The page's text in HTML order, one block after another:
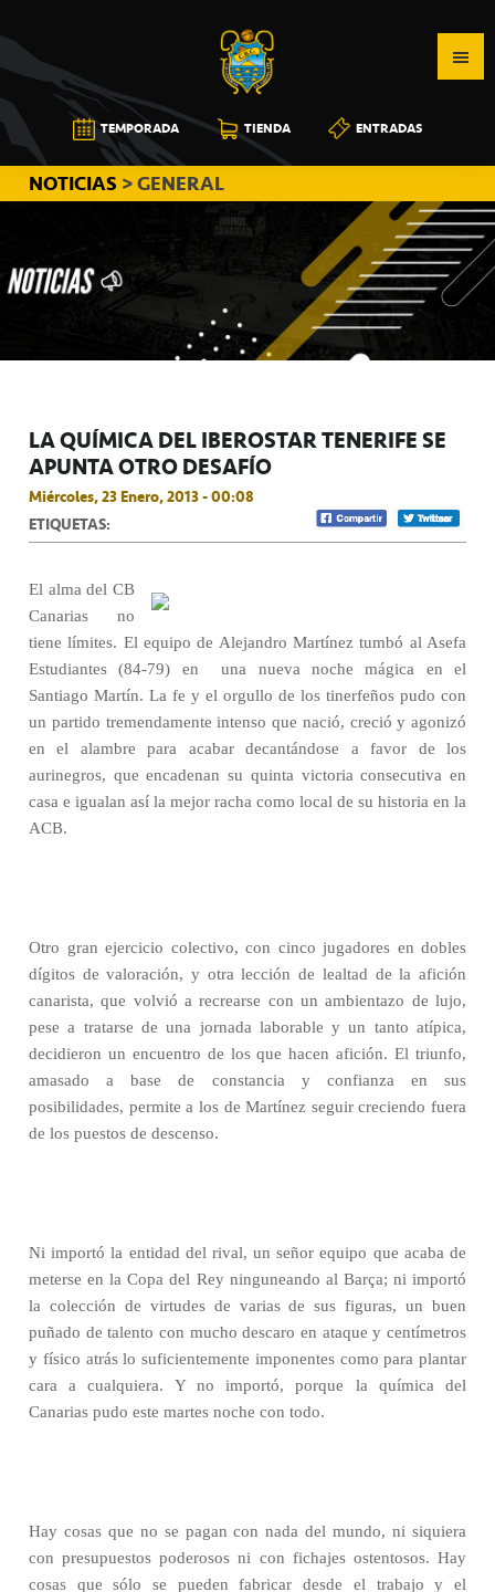
a
la
navegación
principal
al
contenido
principal
a
la
barra
lateral
principal
CB
CANARIAS
TEMPORADA TIENDA ENTRADAS
NOTICIAS > GENERAL
LA QUÍMICA DEL IBEROSTAR TENERIFE SE
APUNTA OTRO DESAFÍO
Miércoles, 23 Enero, 2013 - 00:08
ETIQUETAS:
El alma del CB
Canarias no
tiene límites. El equipo de Alejandro Martínez tumbó al Asefa
Estudiantes (84-79) en
una nueva noche mágica en el
Santiago Martín. La fe y el orgullo de los tinerfeños pudo con
un partido tremendamente intenso que nació, creció y agonizó
en el alambre para acabar decantándose a favor de los
aurinegros, que encadenan su quinta victoria consecutiva en
casa e igualan así la mejor racha como local de su historia en la
ACB.
Otro gran ejercicio colectivo, con cinco jugadores en dobles
dígitos de valoración, y otra lección de lealtad de la afición
canarista, que volvió a recrearse con un ambientazo de lujo,
pese a tratarse de una jornada laborable y un tanto atípica,
decidieron un encuentro de los que hacen afición. El triunfo,
amasado a base de constancia y confianza en sus
posibilidades, permite a los de Martínez seguir creciendo fuera
de los puestos de descenso.
Ni importó la entidad del rival, un señor equipo que acaba de
meterse en la Copa del Rey ninguneando al Barça; ni importó
la colección de virtudes de varias de sus figuras, un buen
puñado de talento con mucho descaro en ataque y centímetros
y físico atrás lo suficientemente imponentes como para plantar
cara a cualquiera. Y no importó, porque la química del
Canarias pudo este martes noche con todo.
Hay cosas que no se pagan con nada del mundo, ni siquiera
con presupuestos poderosos ni con fichajes ostentosos. Hay
cosas que sólo se pueden fabricar desde el trabajo y el